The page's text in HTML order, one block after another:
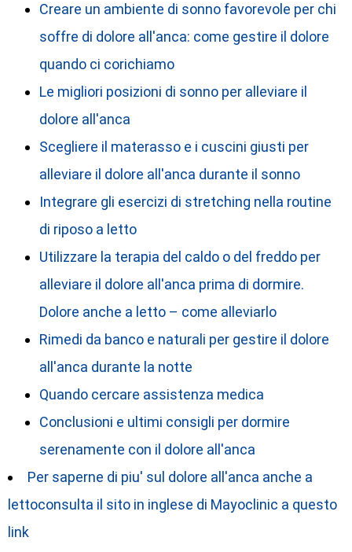
Creare un ambiente di sonno favorevole per chi
soffre di dolore all'anca: come gestire il dolore
quando ci corichiamo
Le migliori posizioni di sonno per alleviare il
dolore all'anca
Scegliere il materasso e i cuscini giusti per
alleviare il dolore all'anca durante il sonno
Integrare gli esercizi di stretching nella routine
di riposo a letto
Utilizzare la terapia del caldo o del freddo per
alleviare il dolore all'anca prima di dormire.
Dolore anche a letto – come alleviarlo
Rimedi da banco e naturali per gestire il dolore
all'anca durante la notte
Quando cercare assistenza medica
Conclusioni e ultimi consigli per dormire
serenamente con il dolore all'anca
Per saperne di piu' sul dolore all'anca anche a
lettoconsulta il sito in inglese di Mayoclinic a questo
link